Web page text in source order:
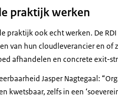
praktijk werken
praktijk ook echt werken. De
van hun cloudleverancier en
afhandelen en concrete exit-
Jasper Nagtegaal:
kwetsbaar, zelfs in een